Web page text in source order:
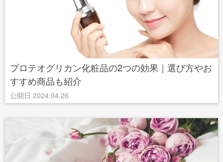
プロテオグリカン化粧品の2つの効果｜選び方やお
すすめ商品も紹介
公開日 2024.04.26